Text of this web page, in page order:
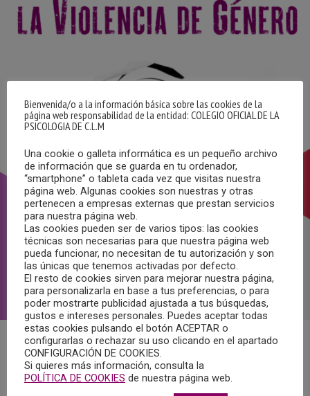
Con motivo de la conmemoración del 25 de noviembre,
“Día Internacional de la Eliminación de la Violencia contra
las Mujeres”, los Centros de la Mujer de las localidades de
Bienvenida/o a la información básica sobre las cookies de la
página web responsabilidad de la entidad: COLEGIO OFICIAL DE LA
PSICOLOGIA DE C.L.M
Una cookie o galleta informática es un pequeño archivo
de información que se guarda en tu ordenador,
“smartphone” o tableta cada vez que visitas nuestra
página web. Algunas cookies son nuestras y otras
pertenecen a empresas externas que prestan servicios
para nuestra página web.
Las cookies pueden ser de varios tipos: las cookies
técnicas son necesarias para que nuestra página web
pueda funcionar, no necesitan de tu autorización y son
las únicas que tenemos activadas por defecto.
El resto de cookies sirven para mejorar nuestra página,
para personalizarla en base a tus preferencias, o para
poder mostrarte publicidad ajustada a tus búsquedas,
gustos e intereses personales. Puedes aceptar todas
estas cookies pulsando el botón ACEPTAR o
configurarlas o rechazar su uso clicando en el apartado
CONFIGURACIÓN DE COOKIES.
Si quieres más información, consulta la
POLÍTICA DE COOKIES de nuestra página web.